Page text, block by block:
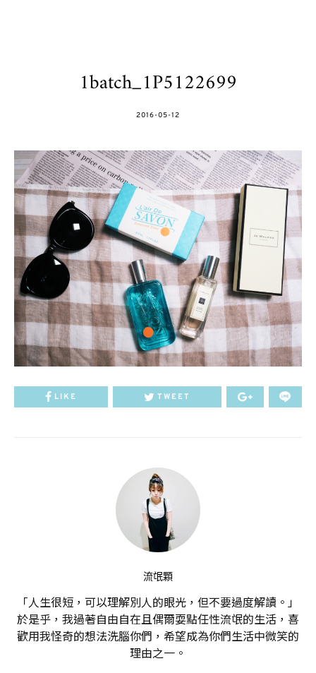
1batch_1P5122699
POSTED
2016-05-12
LIKE TWEET
流氓顆
「人生很短，可以理解別人的眼光，但不要過度解讀。」
於是乎，我過著自由自在且偶爾耍點任性流氓的生活，喜
歡用我怪奇的想法洗腦你們，希望成為你們生活中微笑的
理由之一。